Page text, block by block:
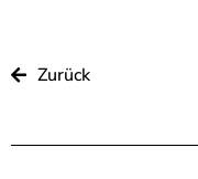
Zurück